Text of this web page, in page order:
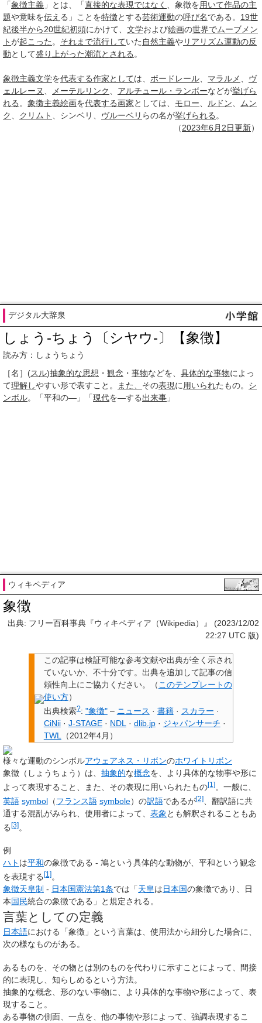
「象徴主義 」とは、「直接的な表現ではなく 、象徴を用いて作品の主
題や意味を伝え る」ことを特徴とする芸術運動の呼び名である。 19世
紀後半から20世紀初頭にかけて、 文学および絵画の世界でムーブメン
トが起こった 。 それまで流行していた 自然主義やリアリズム運動の反
動として盛り上がった潮流とされる 。
象徴主義文学を代表する作家としては、 ボードレール マラルメ
ヴ
ェルレーヌ
メーテルリンク アルチュール・ランボーなどが挙げら
れる 。 象徴主義絵画を代表する画家としては、 モロー ルドン
ムン
ク
クリムト 、シンベリ、 ヴルーベリ らの名が挙げられる 。
（2023年6月2日更新）
デジタル大辞泉
しょう‐ちょう〔シヤウ‐〕【象徴】
読み方：しょうちょう
［名］ (スル)抽象的な思想 ・ 観念 ・ 事物などを、 具体的な事物によっ
て理解しやすい形で表すこと。 また、 その表現に 用いられたもの。 シ
ンボル。「平和の―」「現代を―する出来事 」
ウィキペディア
象徴
出典: フリー百科事典『ウィキペディア（Wikipedia）』 (2023/12/02
22:27 UTC 版)
この記事は検証可能な参考文献や出典が全く示され
ていないか、不十分です。 出典を追加して記事の信
頼性向上にご協力ください。
（ このテンプレートの
使い方）
出典検索?: "象徴"– ニュース · 書籍 · スカラー ·
CiNii · J-STAGE · NDL · dlib.jp · ジャパンサーチ ·
TWL
（2012年4月 ）
様々な運動のシンボルアウェアネス・リボンのホワイトリボン
象徴 （しょうちょう）は、 抽象的な概念を、より具体的な物事や形に
よって表現すること、また、その表現に用いられたもの[1]。一般に、
英語 symbol （フランス語 symbole）の訳語であるが[2]
、翻訳語に共
通する混乱がみられ、使用者によって、 表象 とも解釈されることもあ
る[3]。
例
ハト は平和の象徴である - 鳩という具体的な動物が、平和という観念
を表現する [1]。
象徴天皇制 - 日本国憲法第1条では「天皇は日本国の象徴であり、日
本国民統合の象徴である」と規定される。
言葉としての定義
日本語における「象徴」という言葉は、使用法から細分した場合に、
次の様なものがある。
あるものを、その物とは別のものを代わりに示すことによって、間接
的に表現し、知らしめるという方法。
抽象的な概念、形のない事物に、より具体的な事物や形によって、表
現すること。
ある事物の側面、一点を、他の事物や形によって、強調表現するこ